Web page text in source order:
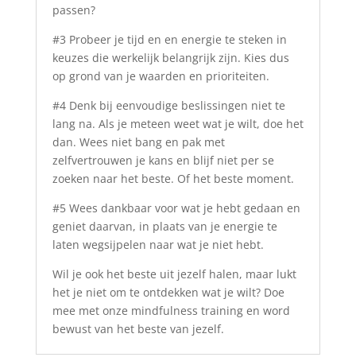
passen?
#3 Probeer je tijd en en energie te steken in
keuzes die werkelijk belangrijk zijn. Kies dus
op grond van je waarden en prioriteiten.
#4 Denk bij eenvoudige beslissingen niet te
lang na. Als je meteen weet wat je wilt, doe het
dan. Wees niet bang en pak met
zelfvertrouwen je kans en blijf niet per se
zoeken naar het beste. Of het beste moment.
#5 Wees dankbaar voor wat je hebt gedaan en
geniet daarvan, in plaats van je energie te
laten wegsijpelen naar wat je niet hebt.
Wil je ook het beste uit jezelf halen, maar lukt
het je niet om te ontdekken wat je wilt? Doe
mee met onze mindfulness training en word
bewust van het beste van jezelf.